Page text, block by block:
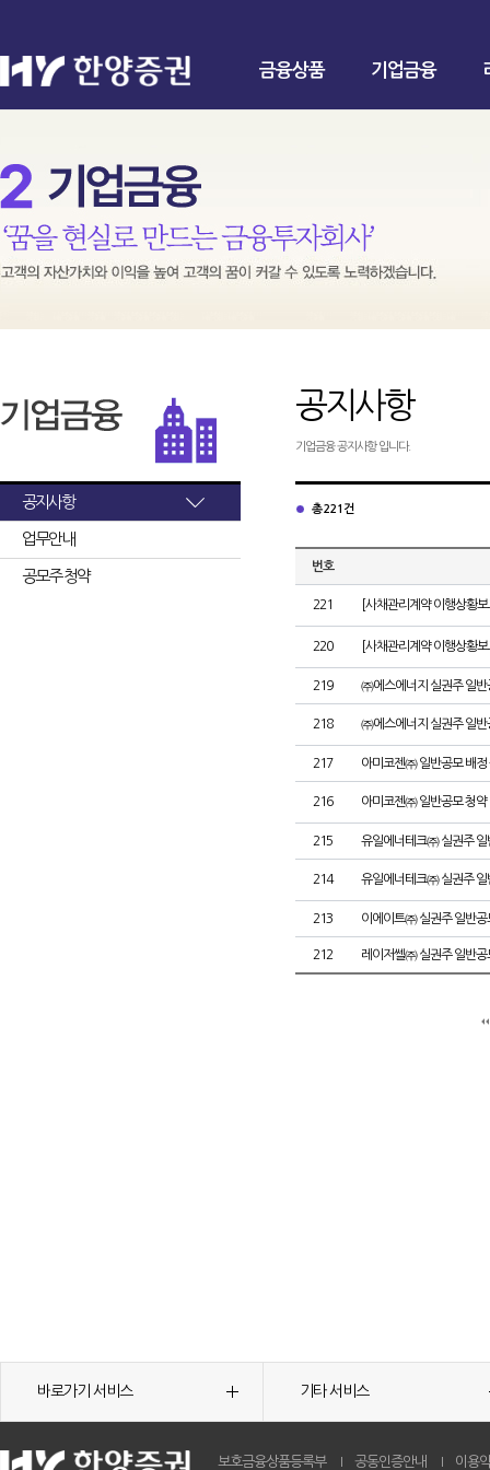
금융상품 기업금융
공지사항
업무안내
공모주 청약
공지사항
기업금융 공지사항 입니다.
총 221건
번호
221 [사채관리계약 이행상황
220 [사채관리계약 이행상황
219 ㈜에스에너지 실권주 일반
218 ㈜에스에너지 실권주 일반
217 아미코젠㈜ 일반공모 배정
216 아미코젠㈜ 일반공모 청약
215 유일에너테크㈜ 실권주 일
214 유일에너테크㈜ 실권주 일
213 이에이트㈜ 실권주 일반공
212 레이저쎌㈜ 실권주 일반공
바로가기 서비스 기타 서비스
보호금융상품등록부 공동인증안내 이용